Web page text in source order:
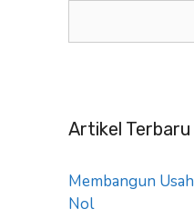
Artikel Terbaru
Membangun
Nol